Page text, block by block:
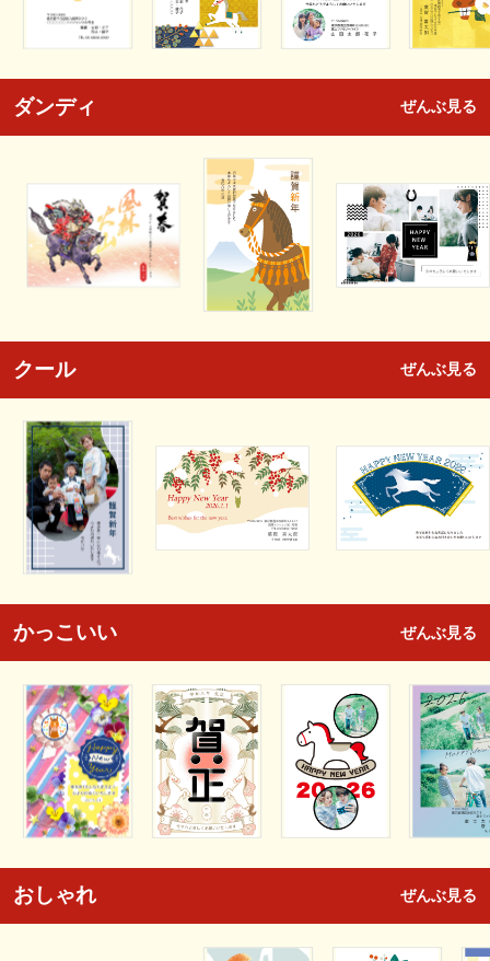
ダンディ ぜんぶ見る
クール ぜんぶ見る
かっこいい ぜんぶ見る
おしゃれ ぜんぶ見る